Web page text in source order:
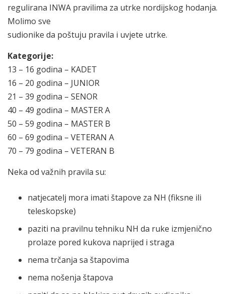
regulirana INWA pravilima za utrke nordijskog hodanja.
Molimo sve
sudionike da poštuju pravila i uvjete utrke.
Kategorije:
13 – 16 godina – KADET
16 – 20 godina – JUNIOR
21 – 39 godina – SENOR
40 – 49 godina – MASTER A
50 – 59 godina – MASTER B
60 – 69 godina – VETERAN A
70 – 79 godina – VETERAN B
Neka od važnih pravila su:
natjecatelj mora imati štapove za NH (fiksne ili
teleskopske)
paziti na pravilnu tehniku NH da ruke izmjenično
prolaze pored kukova naprijed i straga
nema trčanja sa štapovima
nema nošenja štapova